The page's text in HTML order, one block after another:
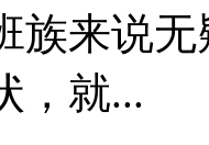
族来说
，就...